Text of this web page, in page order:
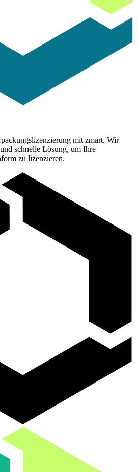
mit zmart. Wir
schnelle Lösung, um Ihre
zu lizenzieren.